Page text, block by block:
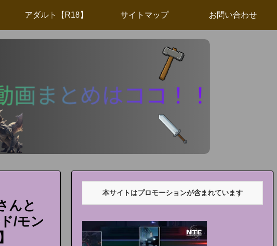
アダルト【R18】 サイトマップ お問い合わせ
んと
/モン
本サイトはプロモーションが含まれています